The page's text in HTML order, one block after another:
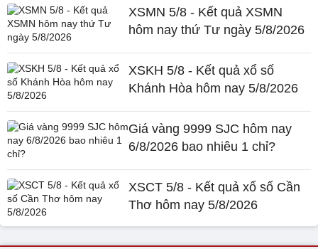
XSMN 5/8 - Kết quả XSMN
hôm nay thứ Tư ngày 5/8/2026
XSKH 5/8 - Kết quả xổ số
Khánh Hòa hôm nay 5/8/2026
Giá vàng 9999 SJC hôm nay
6/8/2026 bao nhiêu 1 chỉ?
XSCT 5/8 - Kết quả xổ số Cần
Thơ hôm nay 5/8/2026